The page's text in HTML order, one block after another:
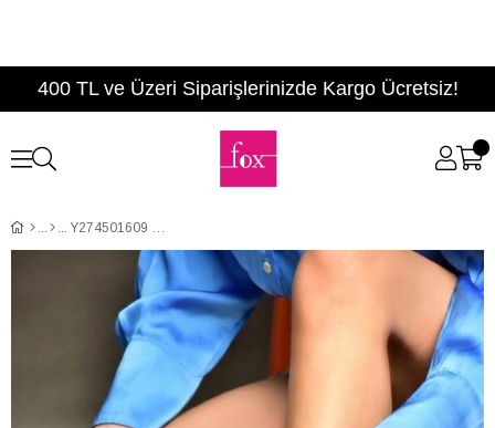
400 TL ve Üzeri Siparişlerinizde Kargo Ücretsiz!
Y274501609 Ten Dolgu Tabanlı Kadın Sandalet